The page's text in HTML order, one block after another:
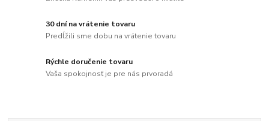
30 dní na vrátenie tovaru
Predĺžili sme dobu na vrátenie tovaru
Rýchle doručenie tovaru
Vaša spokojnosť je pre nás prvoradá